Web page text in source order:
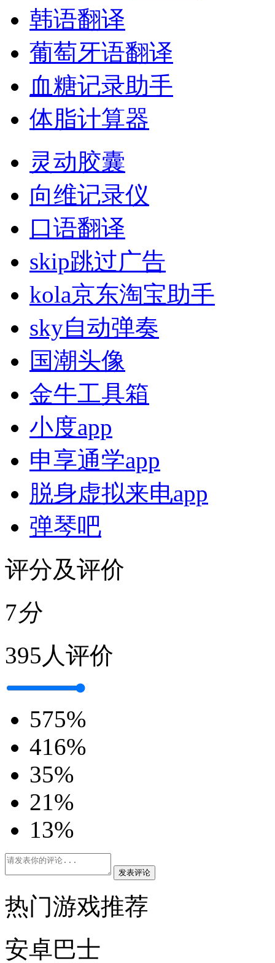
韩语翻译
葡萄牙语翻译
血糖记录助手
体脂计算器
灵动胶囊
向维记录仪
口语翻译
skip跳过广告
kola京东淘宝助手
sky自动弹奏
国潮头像
金牛工具箱
小度app
申享通学app
脱身虚拟来电app
弹琴吧
评分及评价
7分
395人评价
575%
416%
35%
21%
13%
发表评论
热门游戏推荐
安卓巴士